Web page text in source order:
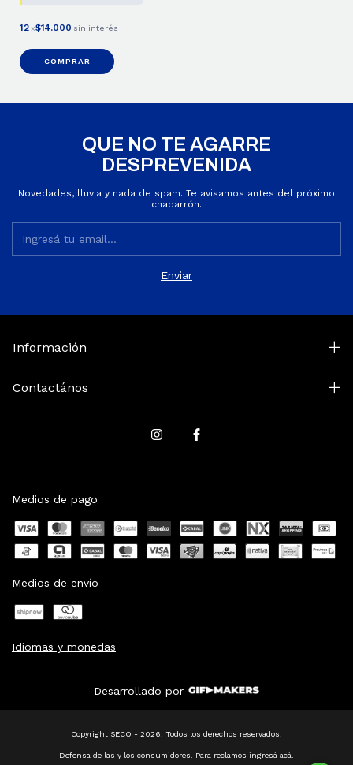
12x$14.000 sin interés
COMPRAR
QUE NO TE AGARRE
DESPREVENIDA
Novedades, lluvia y nada de spam. Te avisamos antes del próximo
chaparrón.
Información
Contactános
Medios de pago
Medios de envío
Idiomas y monedas
Desarrollado por
Copyright SECO - 2026. Todos los derechos reservados.
Defensa de las y los consumidores. Para reclamos ingresá acá.